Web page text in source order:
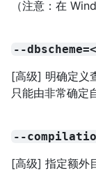
（注意：在
--
[高级] 明确定义
只能由非常确定
--
[高级] 指定额外